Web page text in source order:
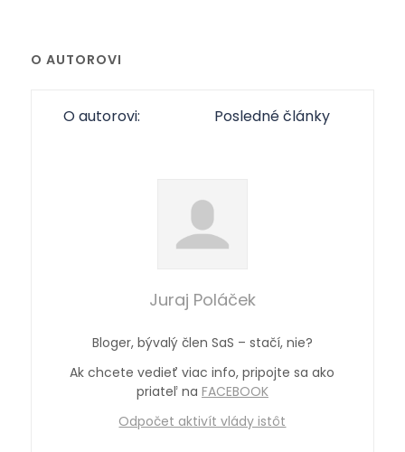
O AUTOROVI
O autorovi: Posledné články
Juraj Poláček
Bloger, bývalý člen SaS – stačí, nie?
Ak chcete vedieť viac info, pripojte sa ako
priateľ na FACEBOOK
Odpočet aktivít vlády istôt